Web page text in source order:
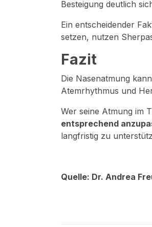
Besteigung deutlich
Ein entscheidender
setzen, nutzen
Fazit
Die Nasenatmung
Atemrhythmus und
Wer seine Atmung im
entsprechend
langfristig zu
Quelle: Dr. Andrea